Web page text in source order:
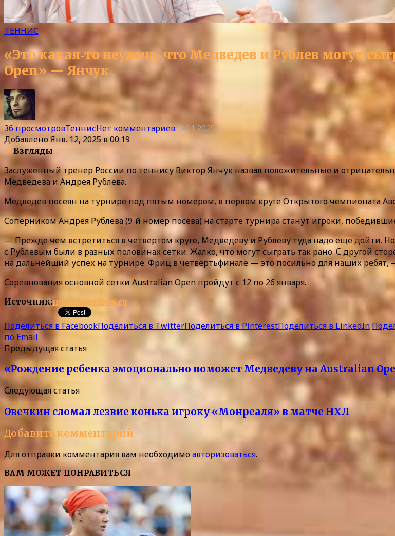
ТЕННИС
«Это какая‑то неудача, что Медведев и Рублев могут
Open» — Янчук
36 просмотровТеннисНет комментариев12.01.2025
ДобавленоЯнв. 12, 2025 в 00:19
36Взгляды
Заслуженный тренер России по теннису Виктор Янчук назвал положительные и
Медведева и Андрея Рублева.
Медведев посеян на турнире под пятым номером, в первом круге Открытого чемпионата
Соперником Андрея Рублева (9‑й номер посева) на старте турнира станут игроки,
— Прежде чем встретиться в четвертом круге, Медведеву и Рублеву туда надо еще дойти.
с Рублевым были в разных половинах сетки. Жалко, что могут сыграть так рано. С другой
на дальнейший успех на турнире. Фриц в четвертьфинале — это посильно для наших ребят,
Соревнования основной сетки Australian Open пройдут с 12 по 26 января.
Источник:news.sportbox.ru
Поделиться в FacebookПоделиться в TwitterПоделиться в PinterestПоделиться в LinkedIn
по Email
Предыдущая статья
«Рождение ребенка эмоционально поможет Медведеву на Australian
Следующая статья
Овечкин сломал лезвие конька игроку «Монреаля» в матче НХЛ
Добавить комментарий
Для отправки комментария вам необходимоавторизоваться.
ВАМ МОЖЕТ ПОНРАВИТЬСЯ